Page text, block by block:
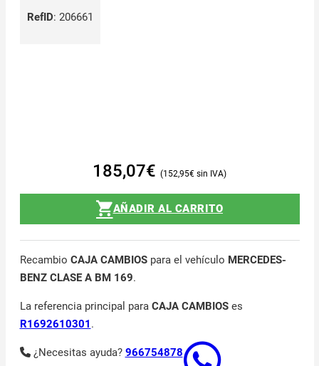
RefID: 206661
185,07€ 152,95€
AÑADIR AL CARRITO
Recambio CAJA CAMBIOSpara el vehículo MERCEDES-
BENZ CLASE A BM 169.
La referencia principal para CAJA CAMBIOSes
R1692610301 .
¿Necesitas ayuda? 966754878